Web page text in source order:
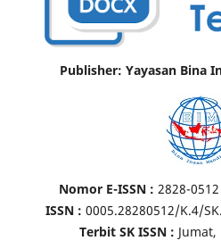
Publisher: Yayasan Bina
Nomor E-ISSN : 2828-
ISSN : 0005.28280512/K.4/
Terbit SK ISSN :